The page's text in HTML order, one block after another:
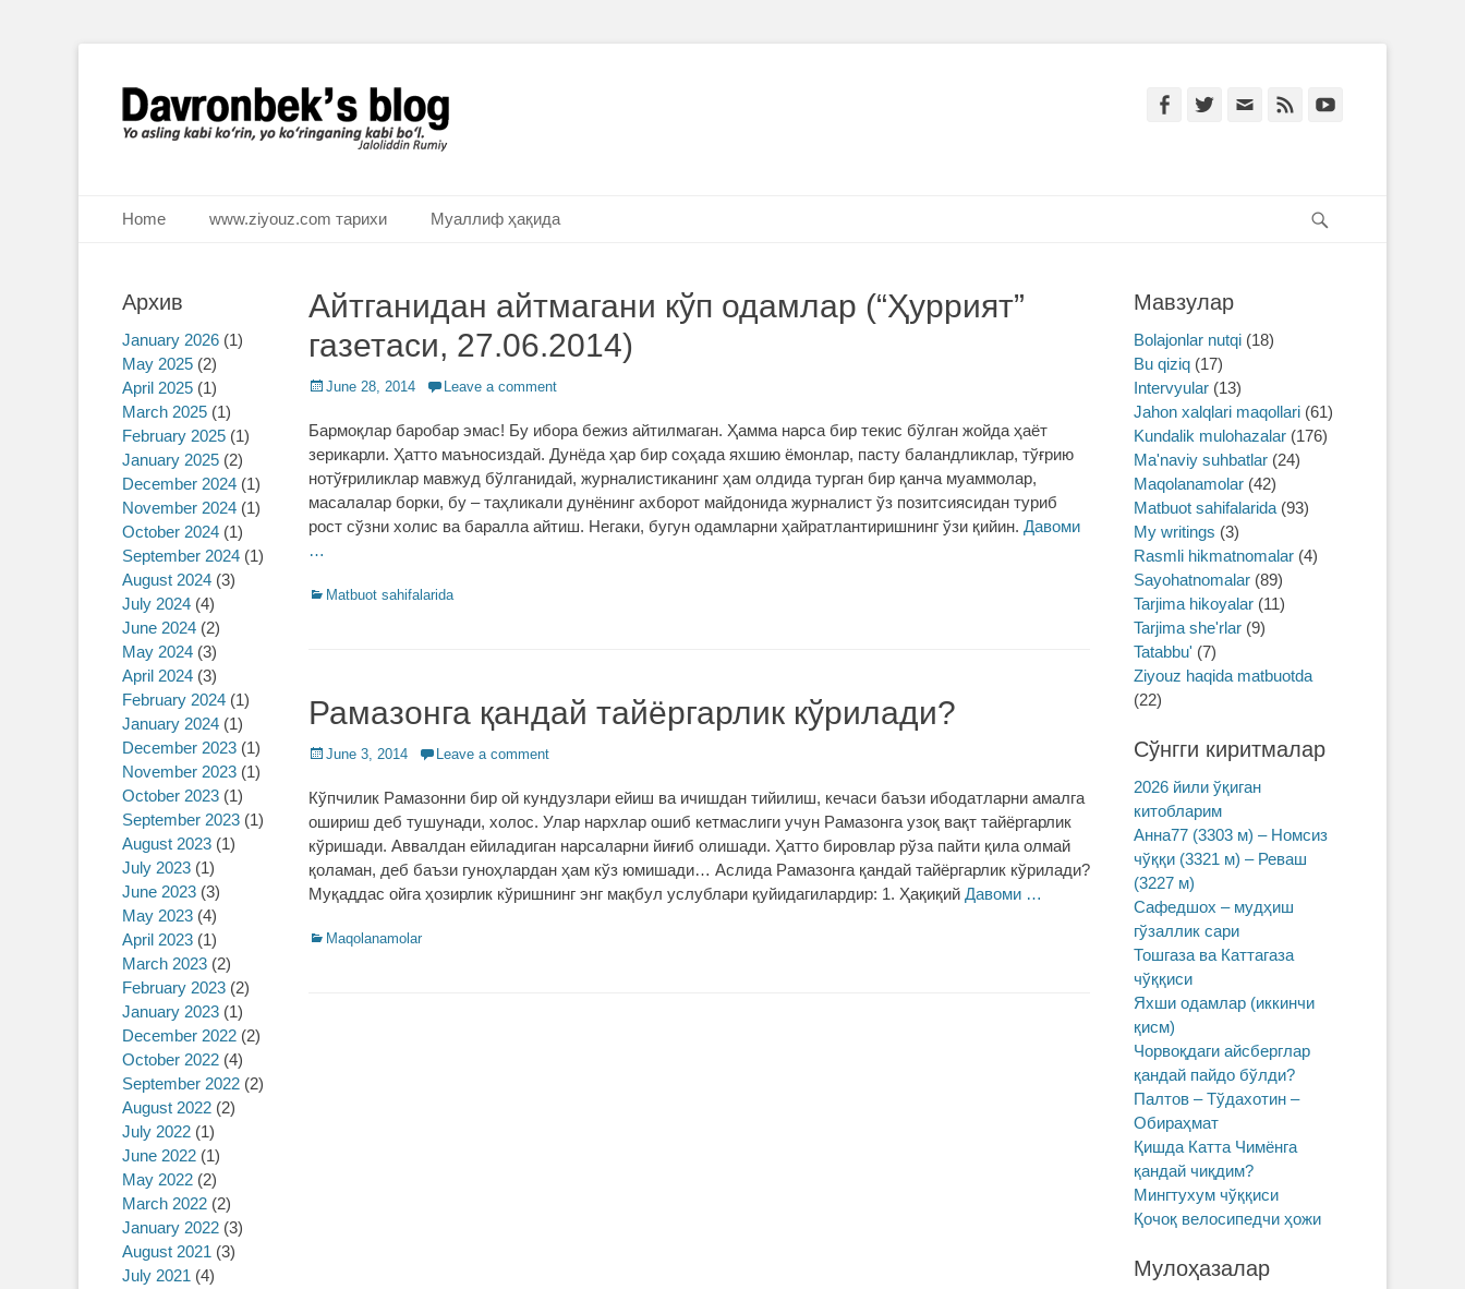
Davronbek's blog
Ё аслинг каби кўрин, ё кўринганинг каби бўл. Ж.Румий Facebook
Twitter Email Feed
Primary Menu
Home www.ziyouz.com тарихи Муаллиф ҳақида
Айтганидан айтмагани кўп одамлар (“Ҳуррият”
газетаси, 27.06.2014)
Posted
June 28, 2014 Leave a comment
Бармоқлар баробар эмас! Бу ибора бежиз айтилмаган. Ҳамма нарса бир текис бўлган жойда ҳаёт
зерикарли. Ҳатто маъносиздай. Дунёда ҳар бир соҳада яхшию ёмонлар, пасту баландликлар, тўғрию
нотўғриликлар мавжуд бўлганидай, журналистиканинг ҳам олдида турган бир қанча муаммолар,
масалалар борки, бу – таҳликали дунёнинг ахборот майдонида журналист ўз позитсиясидан туриб
рост сўзни холис ва баралла айтиш. Негаки, бугун одамларни ҳайратлантиришнинг ўзи қийин. Давоми
…
Categories
Matbuot sahifalarida
Рамазонга қандай тайёргарлик кўрилади?
Posted
June 3, 2014 Leave a comment
Кўпчилик Рамазонни бир ой кундузлари ейиш ва ичишдан тийилиш, кечаси баъзи ибодатларни амалга
ошириш деб тушунади, холос. Улар нархлар ошиб кетмаслиги учун Рамазонга узоқ вақт тайёргарлик
кўришади. Аввалдан ейиладиган нарсаларни йиғиб олишади. Ҳатто бировлар рўза пайти қила олмай
қоламан, деб баъзи гуноҳлардан ҳам кўз юмишади… Аслида Рамазонга қандай тайёргарлик кўрилади?
Муқаддас ойга ҳозирлик кўришнинг энг мақбул услублари қуйидагилардир: 1. Ҳақиқий Давоми …
Categories
Maqolanamolar
Мавзулар
Bolajonlar nutqi (18)
Bu qiziq (17)
Intervyular (13)
Jahon xalqlari maqollari (61)
Kundalik mulohazalar (176)
Ma'naviy suhbatlar (24)
Maqolanamolar (42)
Matbuot sahifalarida (93)
My writings (3)
Rasmli hikmatnomalar (4)
Sayohatnomalar (89)
Tarjima hikoyalar (11)
Tarjima she'rlar (9)
Tatabbu' (7)
Ziyouz haqida matbuotda
(22)
Сўнгги киритмалар
2026 йили ўқиган
китобларим
Анна77 (3303 м) – Номсиз
чўққи (3321 м) – Реваш
(3227 м)
Сафедшох – мудҳиш
гўзаллик сари
Тошгаза ва Каттагаза
чўққиси
Яхши одамлар (иккинчи
қисм)
Чорвоқдаги айсберглар
қандай пайдо бўлди?
Палтов – Тўдахотин –
Обираҳмат
Қишда Катта Чимёнга
қандай чиқдим?
Мингтухум чўққиси
Қочоқ велосипедчи ҳожи
Мулоҳазалар
Архив
January 2026 (1)
May 2025 (2)
April 2025 (1)
March 2025 (1)
February 2025 (1)
January 2025 (2)
December 2024 (1)
November 2024 (1)
October 2024 (1)
September 2024 (1)
August 2024 (3)
July 2024 (4)
June 2024 (2)
May 2024 (3)
April 2024 (3)
February 2024 (1)
January 2024 (1)
December 2023 (1)
November 2023 (1)
October 2023 (1)
September 2023 (1)
August 2023 (1)
July 2023 (1)
June 2023 (3)
May 2023 (4)
April 2023 (1)
March 2023 (2)
February 2023 (2)
January 2023 (1)
December 2022 (2)
October 2022 (4)
September 2022 (2)
August 2022 (2)
July 2022 (1)
June 2022 (1)
May 2022 (2)
March 2022 (2)
January 2022 (3)
August 2021 (3)
July 2021 (4)